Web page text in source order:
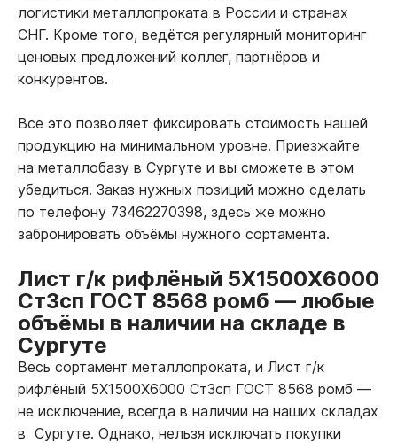
логистики металлопроката в России и странах
СНГ. Кроме того, ведётся регулярный мониторинг
ценовых предложений коллег, партнёров и
конкурентов.
Все это позволяет фиксировать стоимость нашей
продукцию на минимальном уровне. Приезжайте
на металлобазу в Сургуте и вы сможете в этом
убедиться. Заказ нужных позиций можно сделать
по телефону 73462270398, здесь же можно
забронировать объёмы нужного сортамента.
Лист г/к рифлёный 5Х1500Х6000
Ст3сп ГОСТ 8568 ромб — любые
объёмы в наличии на складе в
Сургуте
Весь сортамент металлопроката, и Лист г/к
рифлёный 5Х1500Х6000 Ст3сп ГОСТ 8568 ромб —
не исключение, всегда в наличии на наших складах
в Сургуте. Однако, нельзя исключать покупки